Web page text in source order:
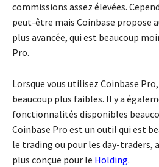
commissions assez élevées.
peut-être mais Coinbase propose
plus avancée, qui est beaucoup
Pro.
Lorsque vous utilisez Coinbase
beaucoup plus faibles. Il y a
fonctionnalités disponibles
Coinbase Pro est un outil qui est
le trading ou pour les day-traders,
plus conçue pour le Holding.